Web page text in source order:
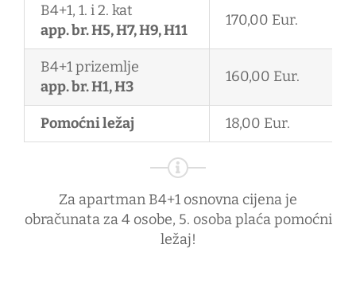
B4+1, 1. i 2. kat
app. br. H5, H7, H9, H11
170,00 Eur.
B4+1 prizemlje
app. br. H1, H3
160,00 Eur.
Pomoćni ležaj 18,00 Eur.
Za apartman B4+1 osnovna cijena je
obračunata za 4 osobe, 5. osoba plaća pomoćni
ležaj!